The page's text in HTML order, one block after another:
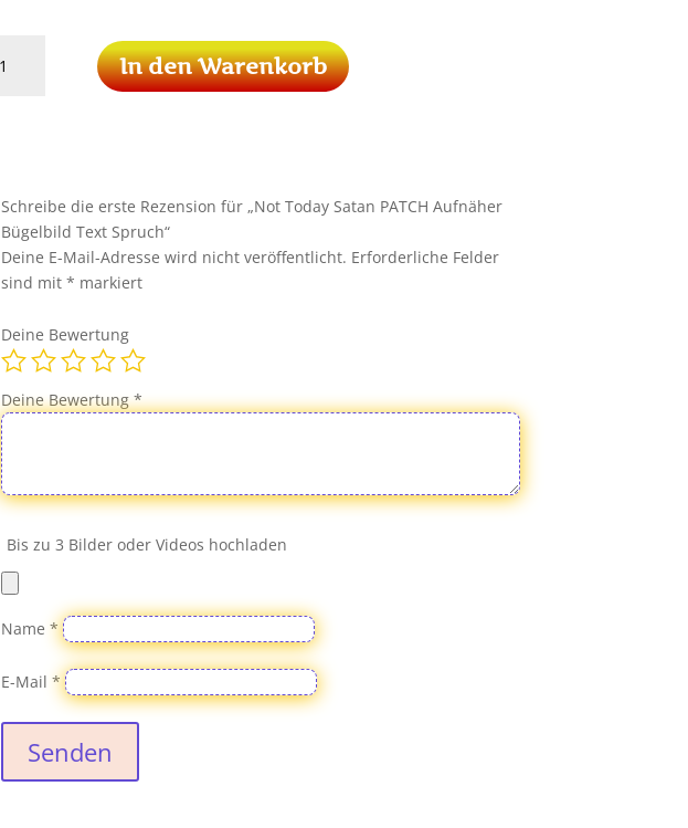
In den Warenkorb
Schreibe die erste Rezension für „Not Today Satan PATCH Aufnäher
Bügelbild Text Spruch“
Deine E-Mail-Adresse wird nicht veröffentlicht. Erforderliche Felder
sind mit* markiert
Deine Bewertung
Deine Bewertung*
Bis zu 3 Bilder oder Videos hochladen
Name*
E-Mail*
Senden